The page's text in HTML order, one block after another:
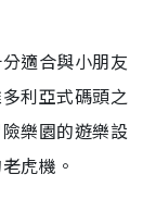
適合與小朋友
利亞式碼頭之
樂園的遊樂設
虎機。